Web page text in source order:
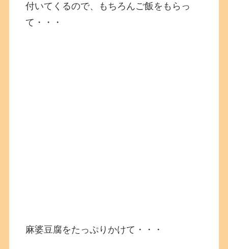
付いてくるので、もちろんご飯をもらっ
て・・・
麻婆豆腐をたっぷりかけて・・・